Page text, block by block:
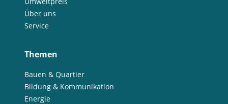
Über uns
Service
Themen
Bauen & Quartier
Bildung & Kommunikation
Energie